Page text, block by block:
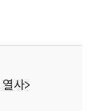
사>